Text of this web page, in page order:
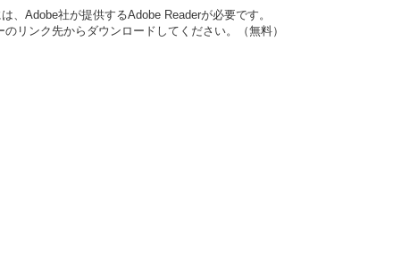
、Adobe社が提供するAdobe Readerが必要です。
リンク先からダウンロードしてください。（無料）